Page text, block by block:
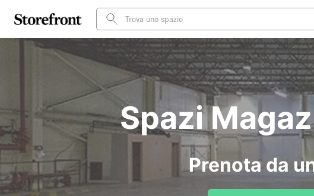
Spazi
Prenota da